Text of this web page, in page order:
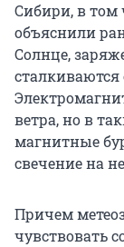
Сибири, в том
объяснили
Солнце,
ветра, но в
магнитные
свечение на
Причем
чувствовать